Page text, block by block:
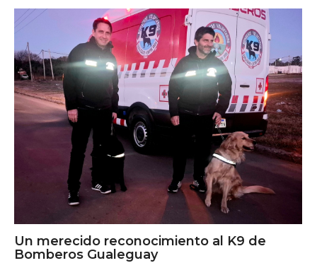
Un merecido reconocimiento al K9 de
Bomberos Gualeguay